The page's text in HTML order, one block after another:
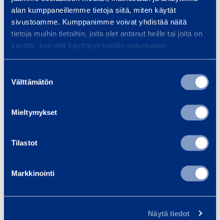
alan kumppaneillemme tietoja siitä, miten käytät
sivustoamme. Kumppanimme voivat yhdistää näitä
tietoja muihin tietoihin, joita olet antanut heille tai joita on
kerätty, kun olet käyttänyt heidän palvelujaan.
valinta
Välttämätön
Mieltymykset
Tilastot
Markkinointi
Näytä tiedot
e
s
e
l
n
WACKER NEUSON